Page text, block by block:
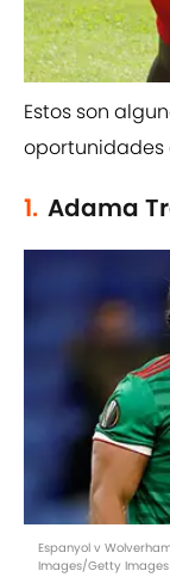
Estos son
oportunidades
1. Adama
Espanyol v
Images/Getty Images